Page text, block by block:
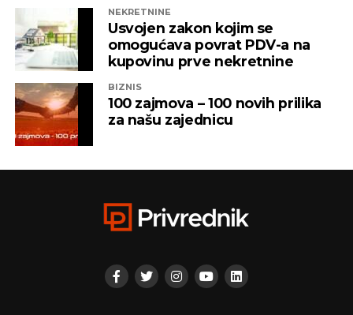
Iz “Infinity-ja” su tada saopštili da će bez posla ostati
oko 800 ljudi, a spas su potražili u registrovanju
novih kompanija i promjenama vlasničke strukture,
pretvarajućći dotatašnje rukovodioce u vlasnike.
„Invictus“ su prije mjesec dana osnovali menadžeri
„Prointera“ i „Siriusa”.
REKLAMA
NEKRETNINE
Usvojen zakon kojim se
omogućava povrat PDV-a na
kupovinu prve nekretnine
BIZNIS
100 zajmova – 100 novih prilika
za našu zajednicu